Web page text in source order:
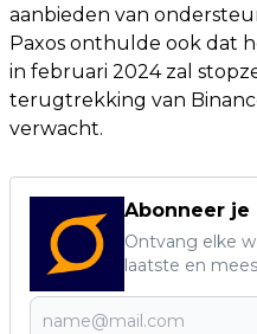
aanbieden van
Paxos onthulde ook dat
in februari 2024 zal
terugtrekking van
verwacht.
Abonneer je
Ontvang elke
laatste en